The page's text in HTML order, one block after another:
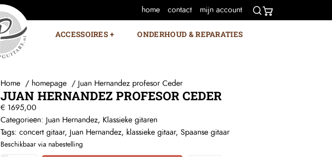
home contact mijn account
ACCESSOIRES ONDERHOUD & REPARATIES
Home homepage Juan Hernandez profesor Ceder
JUAN HERNANDEZ PROFESOR CEDER
€ 1695,00
Categorieën: Juan Hernandez, Klassieke gitaren
Tags: concert gitaar, Juan Hernandez, klassieke gitaar, Spaanse gitaar
Beschikbaar via nabestelling